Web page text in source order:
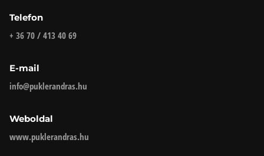
Telefon
+ 36 70 / 413 40 69
E-mail
info@puklerandras.hu
Weboldal
www.puklerandras.hu